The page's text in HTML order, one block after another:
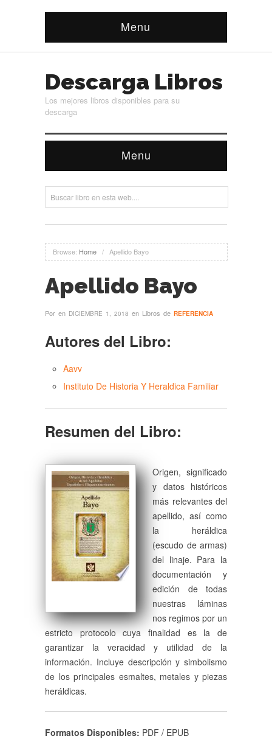
Menu
Descarga Libros
Los mejores libros disponibles para su
descarga
Menu
Browse: Home / Apellido Bayo
Apellido Bayo
Por en DICIEMBRE 1, 2018 en Libros de REFERENCIA
Autores del Libro:
Aavv
Instituto De Historia Y Heraldica Familiar
Resumen del Libro:
Origen, significado
y datos históricos
más relevantes del
apellido, así como
la heráldica
(escudo de armas)
del linaje. Para la
documentación y
edición de todas
nuestras láminas
nos regimos por un
estricto protocolo cuya finalidad es la de
garantizar la veracidad y utilidad de la
información. Incluye descripción y simbolismo
de los principales esmaltes, metales y piezas
heráldicas.
Formatos Disponibles: PDF / EPUB